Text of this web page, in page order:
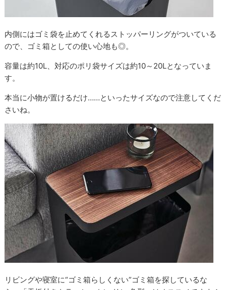
内側にはゴミ袋を止めてくれるストッパーリングがついている
ので、ゴミ箱としての使い心地も◎。
容量は約10L、対応のポリ袋サイズは約10～20Lとなっていま
す。
本当に小物が置けるだけ……といったサイズなので注意してくだ
さいね。
リビングや寝室に“ゴミ箱らしくない”ゴミ箱を探しているな